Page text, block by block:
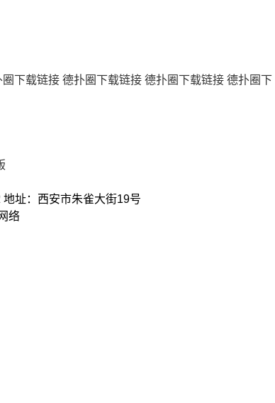
圈下载链接 德扑圈下载链接 德扑圈下载链接 德扑圈下
址：西安市朱雀大街19号
络